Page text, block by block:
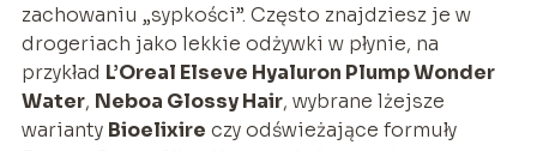
zachowaniu „sypkości”. Często znajdziesz je w
drogeriach jako lekkie odżywki w płynie, na
przykład L’Oreal Elseve Hyaluron Plump Wonder
Water, Neboa Glossy Hair, wybrane lżejsze
warianty Bioelixire czy odświeżające formuły